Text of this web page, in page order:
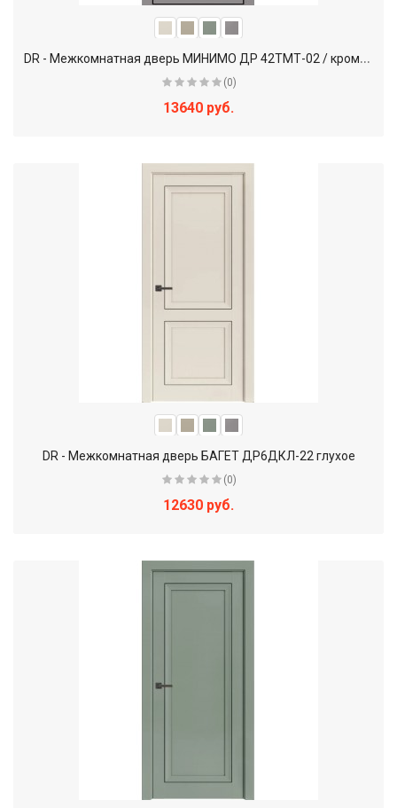
D
R - Межкомнатная дверь МИНИМО ДР 42ТМТ-02 / кромка ABS черная
(0)
13640 руб.
DR - Межкомнатная дверь БАГЕТ ДР6ДКЛ-22 глухое
(0)
12630 руб.